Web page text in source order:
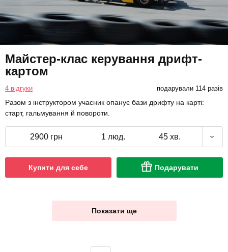
Майстер-клас керування дрифт-
картом
4 відгуки подарували 114 разів
Разом з інструктором учасник опанує бази дрифту на карті:
старт, гальмування й повороти.
2900 грн 1 люд. 45 хв.
Купити для себе Подарувати
Показати ще